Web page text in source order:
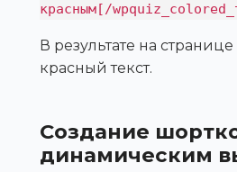
красным[/
В результате на
красный текст.
Создание
динамическим